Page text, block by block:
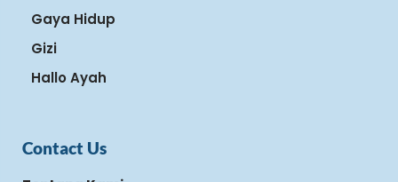
Gaya Hidup
Gizi
Hallo Ayah
Contact Us